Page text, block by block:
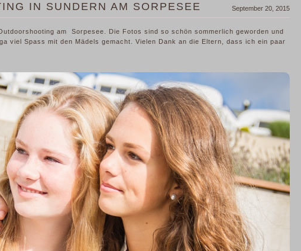
September 20, 2015
IN SUNDERN AM SORPESEE
am Sorpesee‬ . Die Fotos sind so schön sommerlich geworden und
viel Spass mit den Mädels gemacht. Vielen Dank an die Eltern, dass ich ein paar